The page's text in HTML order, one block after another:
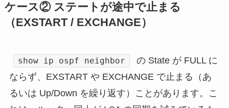
ケース② ステートが途中で止まる
（EXSTART / EXCHANGE）
show ip ospf neighbor
の State が FULL に
ならず、EXSTART や EXCHANGE で止まる（あ
るいは Up/Down を繰り返す）ことがあります。こ